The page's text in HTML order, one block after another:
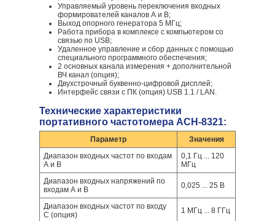
Управляемый уровень переключения входных
формирователей каналов А и В;
Выход опорного генератора 5 МГц;
Работа прибора в комплексе с компьютером со
связью по USB;
Удаленное управление и сбор данных с помощью
специального программного обеспечения;
2 основных канала измерения + дополнительной
ВЧ канал (опция);
Двухстрочный буквенно-цифровой дисплей;
Интерфейс связи с ПК (опция) USB 1.1 / LAN.
Технические характеристики
портативного частотомера АСН-8321:
Параметр
Значения
Диапазон входных частот по входам
А и В
0,1 Гц ... 120
МГц
Диапазон входных напряжений по
входам А и В
0,025 ... 25 В
Диапазон входных частот по входу
С (опция)
1 МГц ... 8 ГГц